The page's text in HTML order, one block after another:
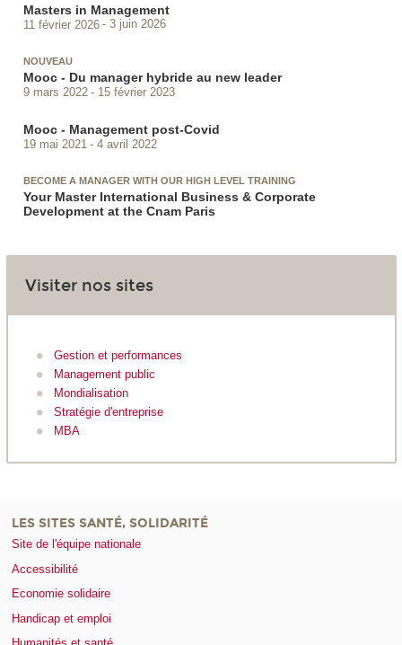
Masters in Management
11 février 2026 3 juin 2026
NOUVEAU
Mooc - Du manager hybride au new leader
9 mars 2022 15 février 2023
Mooc - Management post-Covid
19 mai 2021 4 avril 2022
BECOME A MANAGER WITH OUR HIGH LEVEL TRAINING
Your Master International Business & Corporate
Development at the Cnam Paris
Visiter nos sites
Gestion et performances
Management public
Mondialisation
Stratégie d'entreprise
MBA
LES SITES SANTÉ, SOLIDARITÉ
Site de l'équipe nationale
Accessibilité
Economie solidaire
Handicap et emploi